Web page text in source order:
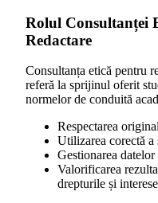
Rolul Consultanței
Redactare
Consultanța etică pentru
referă la sprijinul oferit
normelor de conduită
Respectarea
Utilizarea corectă
Gestionarea
Valorificarea
drepturile și